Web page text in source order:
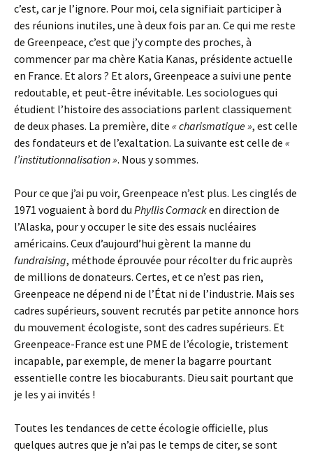
c’est, car je l’ignore. Pour moi, cela signifiait participer à
des réunions inutiles, une à deux fois par an. Ce qui me reste
de Greenpeace, c’est que j’y compte des proches, à
commencer par ma chère Katia Kanas, présidente actuelle
en France. Et alors ? Et alors, Greenpeace a suivi une pente
redoutable, et peut-être inévitable. Les sociologues qui
étudient l’histoire des associations parlent classiquement
de deux phases. La première, dite « charismatique », est celle
des fondateurs et de l’exaltation. La suivante est celle de «
l’institutionnalisation ». Nous y sommes.
Pour ce que j’ai pu voir, Greenpeace n’est plus. Les cinglés de
1971 voguaient à bord du Phyllis Cormacken direction de
l’Alaska, pour y occuper le site des essais nucléaires
américains. Ceux d’aujourd’hui gèrent la manne du
fundraising, méthode éprouvée pour récolter du fric auprès
de millions de donateurs. Certes, et ce n’est pas rien,
Greenpeace ne dépend ni de l’État ni de l’industrie. Mais ses
cadres supérieurs, souvent recrutés par petite annonce hors
du mouvement écologiste, sont des cadres supérieurs. Et
Greenpeace-France est une PME de l’écologie, tristement
incapable, par exemple, de mener la bagarre pourtant
essentielle contre les biocaburants. Dieu sait pourtant que
je les y ai invités !
Toutes les tendances de cette écologie officielle, plus
quelques autres que je n’ai pas le temps de citer, se sont